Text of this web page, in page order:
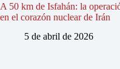
A 50 km de Isfahán: la
en el corazón nuclear de Irán
5 de abril de 2026